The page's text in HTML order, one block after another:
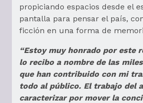
propiciando espacios desde el
pantalla para pensar el país,
ficción en una forma de
“Estoy muy honrado por este
lo recibo a nombre de las
que han contribuido con mi
todo al público. El trabajo del
caracterizar por mover la